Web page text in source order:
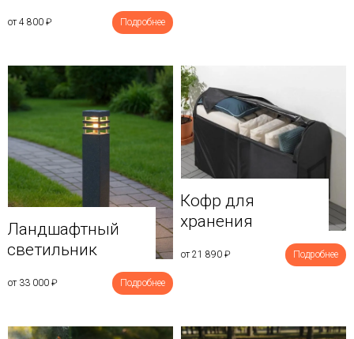
от 4 800 ₽ Подробнее
Ландшафтный
светильник
от 33 000 ₽ Подробнее
Кофр для
хранения
от 21 890 ₽ Подробнее